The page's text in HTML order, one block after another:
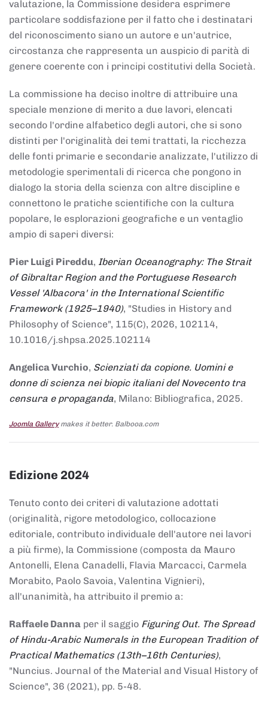
valutazione, la Commissione desidera esprimere
particolare soddisfazione per il fatto che i destinatari
del riconoscimento siano un autore e un'autrice,
circostanza che rappresenta un auspicio di parità di
genere coerente con i principi costitutivi della Società.
La commissione ha deciso inoltre di attribuire una
speciale menzione di merito a due lavori, elencati
secondo l'ordine alfabetico degli autori, che si sono
distinti per l'originalità dei temi trattati, la ricchezza
delle fonti primarie e secondarie analizzate, l'utilizzo di
metodologie sperimentali di ricerca che pongono in
dialogo la storia della scienza con altre discipline e
connettono le pratiche scientifiche con la cultura
popolare, le esplorazioni geografiche e un ventaglio
ampio di saperi diversi:
Pier Luigi Pireddu, Iberian Oceanography: The Strait
of Gibraltar Region and the Portuguese Research
Vessel 'Albacora' in the International Scientific
Framework (1925–1940), "Studies in History and
Philosophy of Science", 115(C), 2026, 102114,
10.1016/j.shpsa.2025.102114
Angelica Vurchio, Scienziati da copione. Uomini e
donne di scienza nei biopic italiani del Novecento tra
censura e propaganda, Milano: Bibliografica, 2025.
Joomla Gallerymakes it better. Balbooa.com
Edizione 2024
Tenuto conto dei criteri di valutazione adottati
(originalità, rigore metodologico, collocazione
editoriale, contributo individuale dell'autore nei lavori
a più firme), la Commissione (composta da Mauro
Antonelli, Elena Canadelli, Flavia Marcacci, Carmela
Morabito, Paolo Savoia, Valentina Vignieri),
all'unanimità, ha attribuito il premio a:
Raffaele Danna per il saggio Figuring Out. The Spread
of Hindu-Arabic Numerals in the European Tradition of
Practical Mathematics (13th–16th Centuries),
"Nuncius. Journal of the Material and Visual History of
Science", 36 (2021), pp. 5-48.